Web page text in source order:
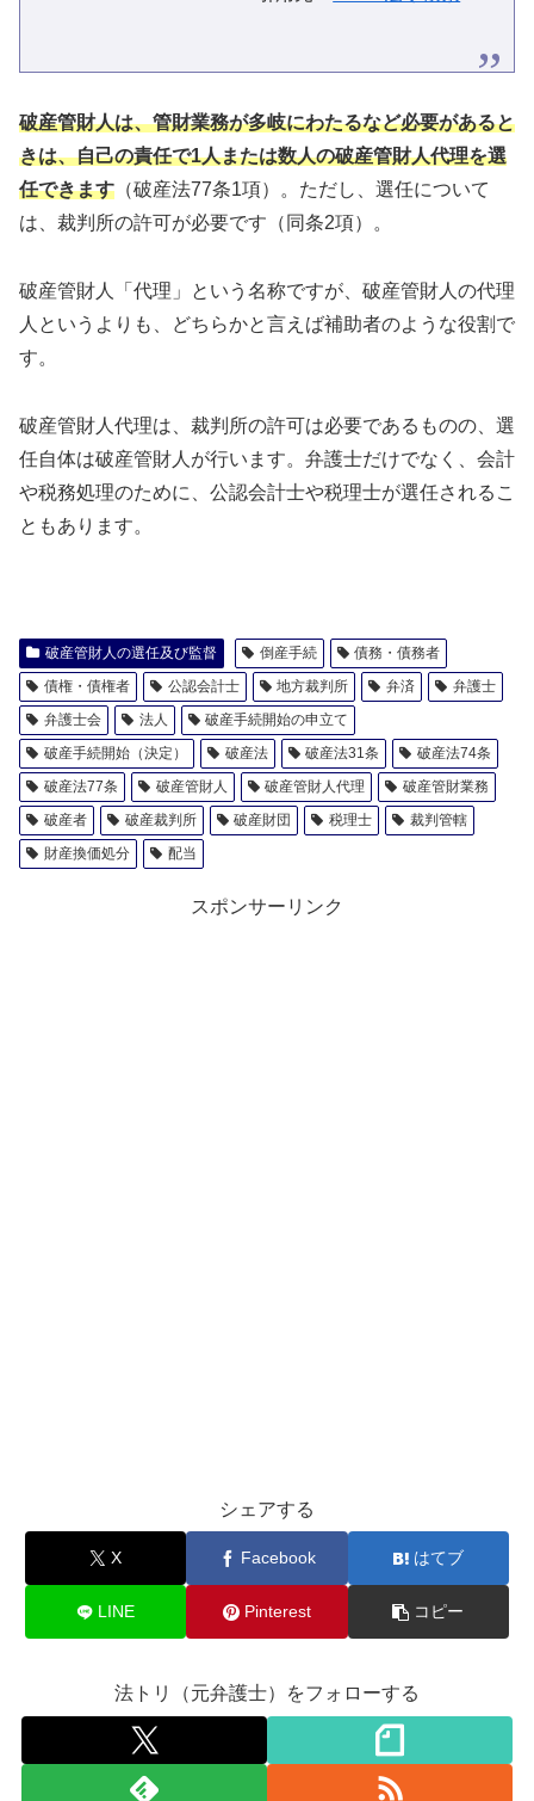
破産管財人は、管財業務が多岐にわたるなど必要があると
きは、自己の責任で1人または数人の破産管財人代理を選
任できます （破産法77条1項）。ただし、選任について
は、裁判所の許可が必要です（同条2項）。
破産管財人「代理」という名称ですが、破産管財人の代理
人というよりも、どちらかと言えば補助者のような役割で
す。
破産管財人代理は、裁判所の許可は必要であるものの、選
任自体は破産管財人が行います。弁護士だけでなく、会計
や税務処理のために、公認会計士や税理士が選任されるこ
ともあります。
破産管財人の選任及び監督 倒産手続
債務・債務者
債権・債権者
公認会計士 地方裁判所 弁済
弁護士
弁護士会
法人
破産手続開始の申立て
破産手続開始（決定）
破産法 破産法31条
破産法74条
破産法77条
破産管財人 破産管財人代理
破産管財業務
破産者
破産裁判所 破産財団 税理士
裁判管轄
財産換価処分
配当
スポンサーリンク
シェアする
X Facebook はてブ
LINE Pinterest コピー
法トリ（元弁護士）をフォローする